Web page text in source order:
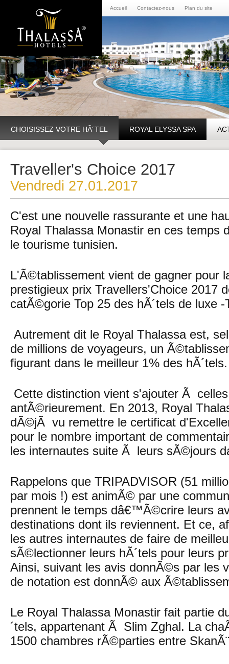
Accueil Contactez-nous Plan du site
CHOISISSEZ VOTRE HÃ´TEL ROYAL ELYSSA SPA
Traveller's Choice 2017
Vendredi 27.01.2017
C'est une nouvelle rassurante et une
Royal Thalassa Monastir en ces temps
le tourisme tunisien.
L'Ã©tablissement vient de gagner pour
prestigieux prix Travellers'Choice 2017
catÃ©gorie Top 25 des hÃ´tels de luxe -
Autrement dit le Royal Thalassa est,
de millions de voyageurs, un
figurant dans le meilleur 1% des hÃ´tels.
Cette distinction vient s'ajouter Ã
antÃ©rieurement. En 2013, Royal
dÃ©jÃ vu remettre le certificat
pour le nombre important de
les internautes suite Ã leurs sÃ©jours
Rappelons que TRIPADVISOR (51
par mois !) est animÃ© par une
prennent le temps dâ€™Ã©crire leurs
destinations dont ils reviennent. Et ce,
les autres internautes de faire de
sÃ©lectionner leurs hÃ´tels pour leurs
Ainsi, suivant les avis donnÃ©s par les
de notation est donnÃ© aux
Le Royal Thalassa Monastir fait partie
´tels, appartenant Ã Slim Zghal. La
1500 chambres rÃ©parties entre